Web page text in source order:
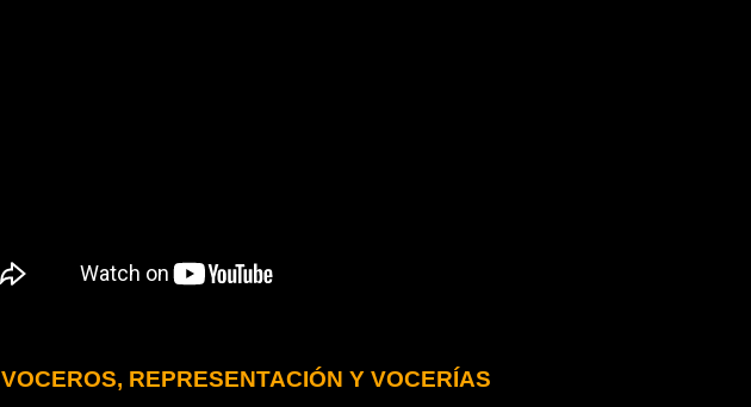
VOCEROS, REPRESENTACIÓN Y VOCERÍAS